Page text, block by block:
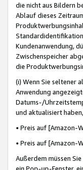
die nicht aus Bildern
Ablauf dieses
Kundenanwendung,
Zwischenspeicher
die
(i) Wenn Sie seltener
Anwendung
Datums-/
und aktualisiert
• Preis auf [Amazon-
• Preis auf [Amazon-
Außerdem müssen
ein Pop-up-Fenster,